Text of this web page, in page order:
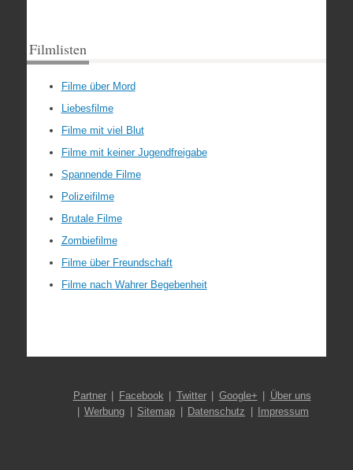
Filmlisten
Filme über Mord
Liebesfilme
Filme mit viel Blut
Filme mit keiner Jugendfreigabe
Spannende Filme
Polizeifilme
Brutale Filme
Zombiefilme
Filme über Freundschaft
Filme nach Wahrer Begebenheit
Partner Facebook Twitter Google+
Über uns
Werbung
Sitemap Datenschutz Impressum